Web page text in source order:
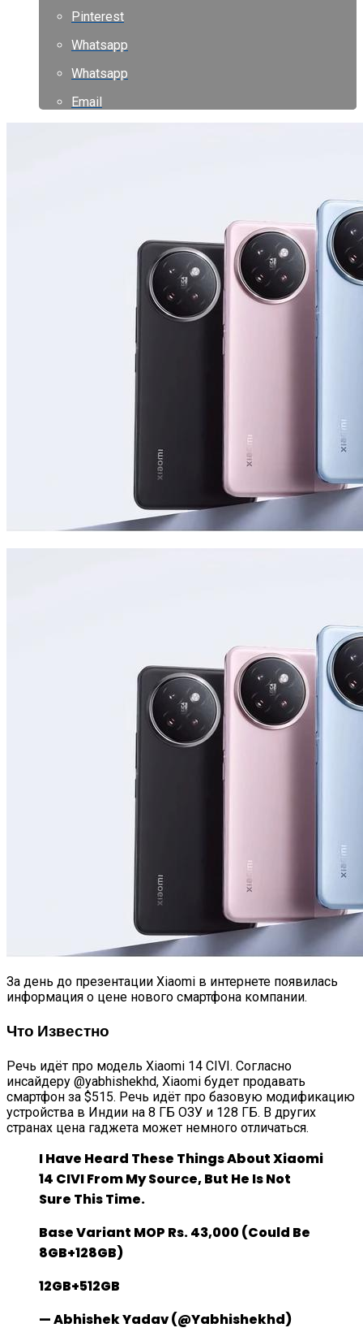
Pinterest
Whatsapp
Whatsapp
Email
За день до презентации Xiaomi в интернете появилась
информация о цене нового смартфона компании.
Что Известно
Речь идёт про модель Xiaomi 14 CIVI. Согласно
инсайдеру @yabhishekhd, Xiaomi будет продавать
смартфон за $515. Речь идёт про базовую модификацию
устройства в Индии на 8 ГБ ОЗУ и 128 ГБ. В других
странах цена гаджета может немного отличаться.
I Have Heard These Things About Xiaomi
14 CIVI From My Source, But He Is Not
Sure This Time.
Base Variant MOP Rs. 43,000 (Could Be
8GB+128GB)
12GB+512GB
— Abhishek Yadav (@yabhishekhd)